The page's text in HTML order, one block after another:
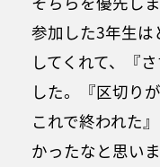
参加した3年生は
してくれて、『
した。『区切り
これで終われた
かったなと思い